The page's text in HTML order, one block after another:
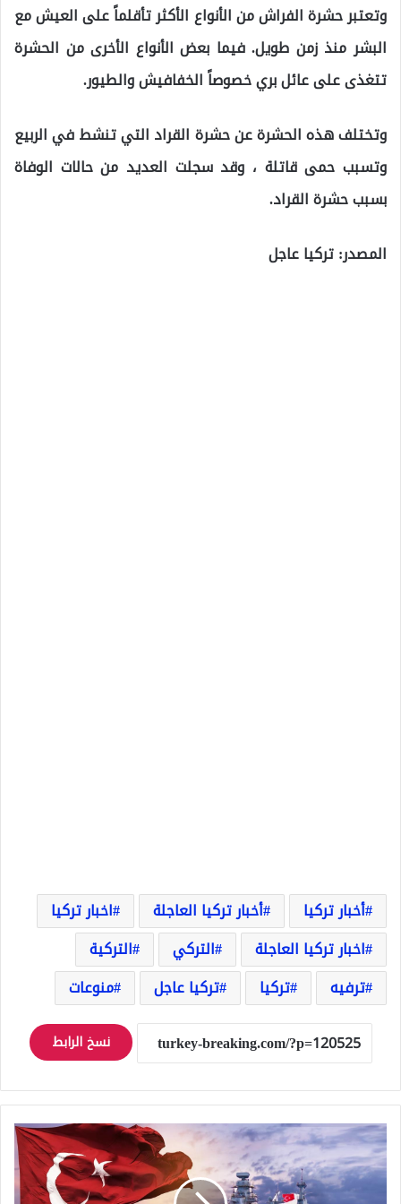
وتعتبر حشرة الفراش من الأنواع الأكثر تأقلماً على العيش مع
البشر منذ زمن طويل. فيما بعض الأنواع الأخرى من الحشرة
تتغذى على عائل بري خصوصاً الخفافيش والطيور.
وتختلف هذه الحشرة عن حشرة القراد التي تنشط في الربيع
وتسبب حمى قاتلة ، وقد سجلت العديد من حالات الوفاة
بسبب حشرة القراد.
المصدر: تركيا عاجل
أخبار تركيا أخبار تركيا العاجلة
اخبار تركيا
اخبار تركيا العاجلة
التركي
التركية
ترفيه
تركيا تركيا عاجل منوعات
نسخ الرابط
سيتمكن
المواطنون
من